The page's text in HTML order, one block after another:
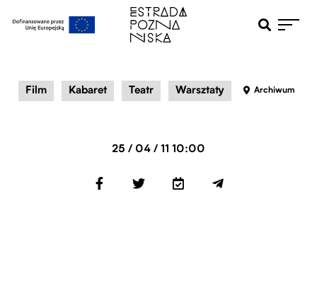
Otwiera pole
Film Kabaret Teatr Warsztaty Archiwum
25 / 04 / 11 10:00